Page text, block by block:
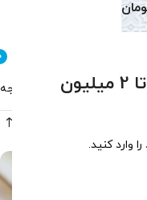
دریافت تخفیف ویژه تا 2 میلیون
وارد کنید.
نمایش 1–12 از 166 نتیجه